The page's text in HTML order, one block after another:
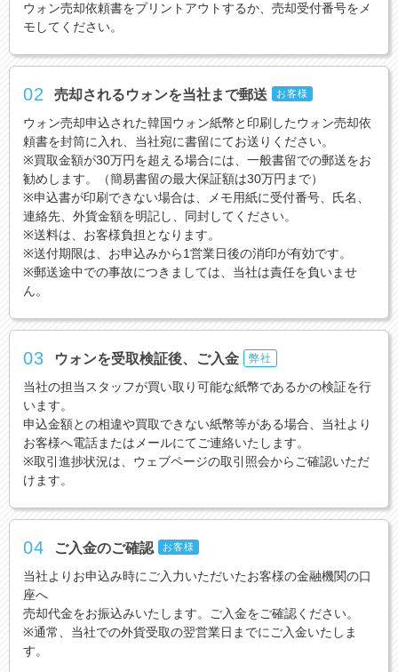
ウォン売却依頼書をプリントアウトするか、売却受付番号をメ
モしてください。
02 売却されるウォンを当社まで郵送 お客様
ウォン売却申込された韓国ウォン紙幣と印刷したウォン売却依
頼書を封筒に入れ、当社宛に書留にてお送りください。
※買取金額が30万円を超える場合には、一般書留での郵送をお
勧めします。（簡易書留の最大保証額は30万円まで）
※申込書が印刷できない場合は、メモ用紙に受付番号、氏名、
連絡先、外貨金額を明記し、同封してください。
※送料は、お客様負担となります。
※送付期限は、お申込みから1営業日後の消印が有効です。
※郵送途中での事故につきましては、当社は責任を負いませ
ん。
03 ウォンを受取検証後、ご入金 弊社
当社の担当スタッフが買い取り可能な紙幣であるかの検証を行
います。
申込金額との相違や買取できない紙幣等がある場合、当社より
お客様へ電話またはメールにてご連絡いたします。
※取引進捗状況は、ウェブページの取引照会からご確認いただ
けます。
04 ご入金のご確認 お客様
当社よりお申込み時にご入力いただいたお客様の金融機関の口
座へ
売却代金をお振込みいたします。ご入金をご確認ください。
※通常、当社での外貨受取の翌営業日までにご入金いたしま
す。